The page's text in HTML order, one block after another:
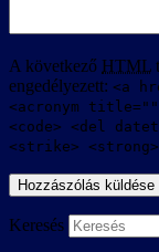
A következő HTML
engedélyezett: <a
<acronym
<code> <del
<strike> <strong>
Keresés